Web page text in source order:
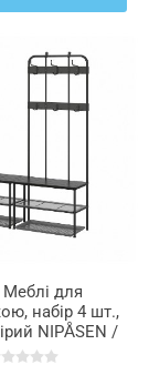
Меблі для
набір 4 шт.,
NIPÅSEN /
БАГГМУКК,